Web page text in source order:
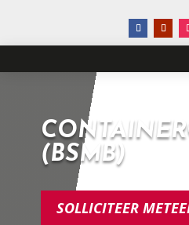
(BSMB)
SOLLICITEER